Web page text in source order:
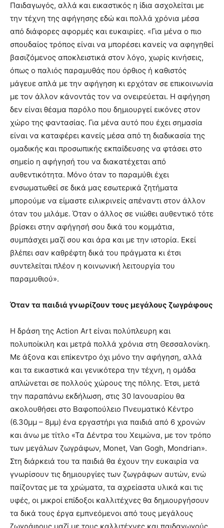
Παιδαγωγός, αλλά και εικαστικός η ίδια ασχολείται με
την τέχνη της αφήγησης εδώ και πολλά χρόνια μέσα
από διάφορες αφορμές και ευκαιρίες. «Για μένα ο πιο
σπουδαίος τρόπος είναι να μπορέσει κανείς να αφηγηθεί
βασιζόμενος αποκλειστικά στον λόγο, χωρίς κινήσεις,
όπως ο παλιός παραμυθάς που όρθιος ή καθιστός
μάγευε απλά με την αφήγηση κι ερχόταν σε επικοινωνία
με τον άλλον κάνοντάς τον να ονειρεύεται. Η αφήγηση
δεν είναι θέαμα παρόλο που δημιουργεί εικόνες στον
χώρο της φαντασίας. Για μένα αυτό που έχει σημασία
είναι να καταφέρει κανείς μέσα από τη διαδικασία της
ομαδικής και προσωπικής εκπαίδευσης να φτάσει στο
σημείο η αφήγησή του να διακατέχεται από
αυθεντικότητα. Μόνο όταν το παραμύθι έχει
ενσωματωθεί σε δικά μας εσωτερικά ζητήματα
μπορούμε να είμαστε ειλικρινείς απέναντι στον άλλον
όταν του μιλάμε. Όταν ο άλλος σε νιώθει αυθεντικό τότε
βρίσκει στην αφήγησή σου δικά του κομμάτια,
συμπάσχει μαζί σου και άρα και με την ιστορία. Εκεί
βλέπει σαν καθρέφτη δικά του πράγματα κι έτσι
συντελείται πλέον η κοινωνική λειτουργία του
παραμυθιού».
Όταν τα παιδιά γνωρίζουν τους μεγάλους ζωγράφους
Η δράση της Action Art είναι πολύπλευρη και
πολυποίκιλη και μετρά πολλά χρόνια στη Θεσσαλονίκη.
Με άξονα και επίκεντρο όχι μόνο την αφήγηση, αλλά
και τα εικαστικά και γενικότερα την τέχνη, η ομάδα
απλώνεται σε πολλούς χώρους της πόλης. Έτσι, μετά
την παραπάνω εκδήλωση, στις 30 Ιανουαρίου θα
ακολουθήσει στο Βαφοπούλειο Πνευματικό Κέντρο
(6.30μμ – 8μμ) ένα εργαστήρι για παιδιά από 6 χρονών
και άνω με τίτλο «Τα Δέντρα του Χειμώνα, με τον τρόπο
των μεγάλων ζωγράφων, Monet, Van Gogh, Mondrian».
Στη διάρκειά του τα παιδιά θα έχουν την ευκαιρία να
γνωρίσουν τις δημιουργίες των ζωγράφων αυτών, ενώ
παίζοντας με τα χρώματα, τα αχρείαστα υλικά και τις
υφές, οι μικροί επίδοξοι καλλιτέχνες θα δημιουργήσουν
τα δικά τους έργα εμπνεόμενοι από τους μεγάλους